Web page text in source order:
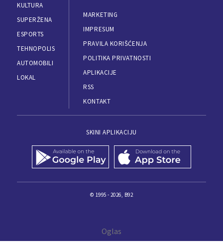
KULTURA
SUPERŽENA
ESPORTS
TEHNOPOLIS
AUTOMOBILI
LOKAL
MARKETING
IMPRESUM
PRAVILA KORIŠĆENJA
POLITIKA PRIVATNOSTI
APLIKACIJE
RSS
KONTAKT
SKINI APLIKACIJU
© 1995 - 2026, B92